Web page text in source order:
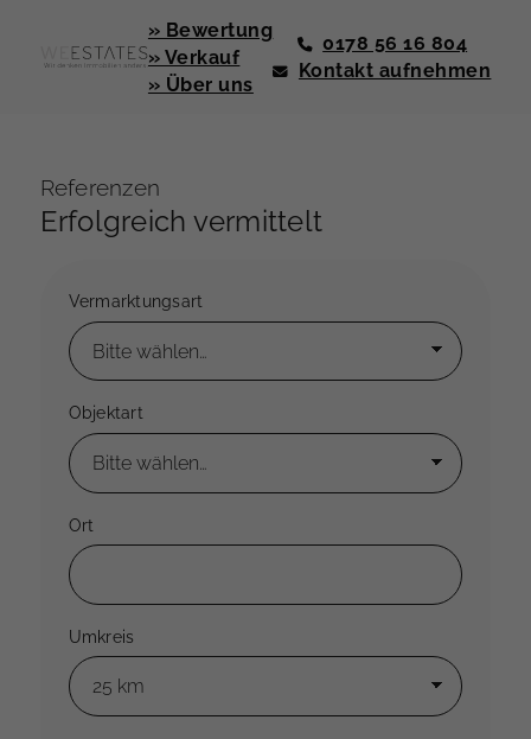
» Bewertung
» Verkauf
» Über uns
0178 56 16 804
Kontakt aufnehmen
Referenzen
Erfolgreich vermittelt
Vermarktungsart
Objektart
Ort
Umkreis